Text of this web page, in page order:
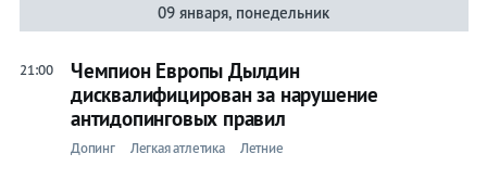
09 января, понедельник
21:00
Чемпион Европы Дылдин
дисквалифицирован за нарушение
антидопинговых правил
Допинг Легкая атлетика Летние